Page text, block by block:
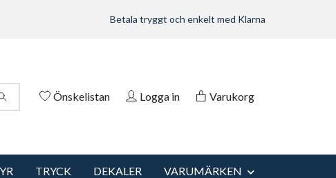
Betala tryggt och enkelt med Klarna
Önskelistan Logga in Varukorg
TRYCK DEKALER
VARUMÄRKEN